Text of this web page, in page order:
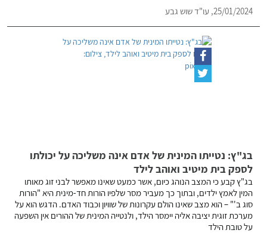
25/01/2024, עו"ד שוש גבע
בג"ץ: נטייתו המינית של אדם אינה משליכה על יכולתו
לספק בית מיטיב ואוהב לילד
בג"ץ קבע כי המצב הנוהג כיום, אשר כמעט שאינו מאפשר לבני זוג מאותו
המין לאמץ ילדים, ובתוך כך מעביר מסר שלפיו הורות חד-מינית היא "הורות
סוג ב'" – הוא מצב שאינו הולם עקרונות של שוויון וכבוד האדם. הדגש הוא על
מערכת זוגית יציבה אליה יימסר הילד, ולנטייה המינית של ההורים אין השפעה
על טובת הילד